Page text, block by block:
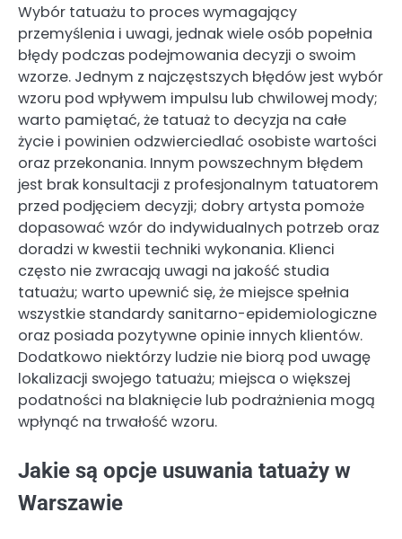
Wybór tatuażu to proces wymagający
przemyślenia i uwagi, jednak wiele osób popełnia
błędy podczas podejmowania decyzji o swoim
wzorze. Jednym z najczęstszych błędów jest wybór
wzoru pod wpływem impulsu lub chwilowej mody;
warto pamiętać, że tatuaż to decyzja na całe
życie i powinien odzwierciedlać osobiste wartości
oraz przekonania. Innym powszechnym błędem
jest brak konsultacji z profesjonalnym tatuatorem
przed podjęciem decyzji; dobry artysta pomoże
dopasować wzór do indywidualnych potrzeb oraz
doradzi w kwestii techniki wykonania. Klienci
często nie zwracają uwagi na jakość studia
tatuażu; warto upewnić się, że miejsce spełnia
wszystkie standardy sanitarno-epidemiologiczne
oraz posiada pozytywne opinie innych klientów.
Dodatkowo niektórzy ludzie nie biorą pod uwagę
lokalizacji swojego tatuażu; miejsca o większej
podatności na blaknięcie lub podrażnienia mogą
wpłynąć na trwałość wzoru.
Jakie są opcje usuwania tatuaży w
Warszawie